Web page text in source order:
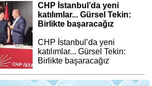
CHP İstanbul’da yeni
katılımlar... Gürsel Tekin:
Birlikte başaracağız
CHP İstanbul’da yeni
katılımlar... Gürsel Tekin:
Birlikte başaracağız